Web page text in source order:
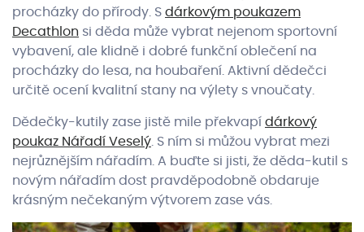
procházky do přírody. S dárkovým poukazem
Decathlon si děda může vybrat nejenom sportovní
vybavení, ale klidně i dobré funkční oblečení na
procházky do lesa, na houbaření. Aktivní dědečci
určitě ocení kvalitní stany na výlety s vnoučaty.
Dědečky-kutily zase jistě mile překvapí dárkový
poukaz Nářadí Veselý . S ním si můžou vybrat mezi
nejrůznějším nářadím. A buďte si jisti, že děda-kutil s
novým nářadím dost pravděpodobně obdaruje
krásným nečekaným výtvorem zase vás.